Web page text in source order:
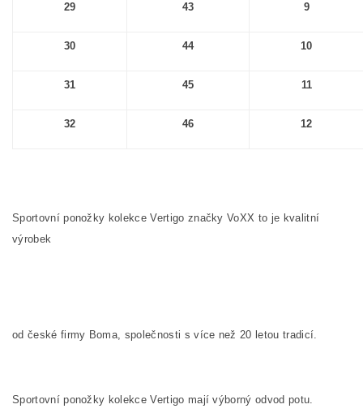
29 43 9
30 44 10
31 45 11
32 46 12
Sportovní ponožky kolekce Vertigo značky VoXX to je kvalitní
výrobek
od české firmy Boma, společnosti s více než 20 letou tradicí.
Sportovní ponožky kolekce Vertigo mají výborný odvod potu.